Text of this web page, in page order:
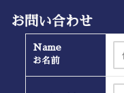
お問い合わせ
Name
お名前